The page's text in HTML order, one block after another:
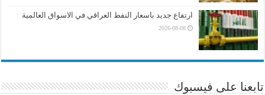
ارتفاع جديد باسعار النفط العراقي في الاسواق العالمية
2026-08-08
تابعنا على فيسبوك